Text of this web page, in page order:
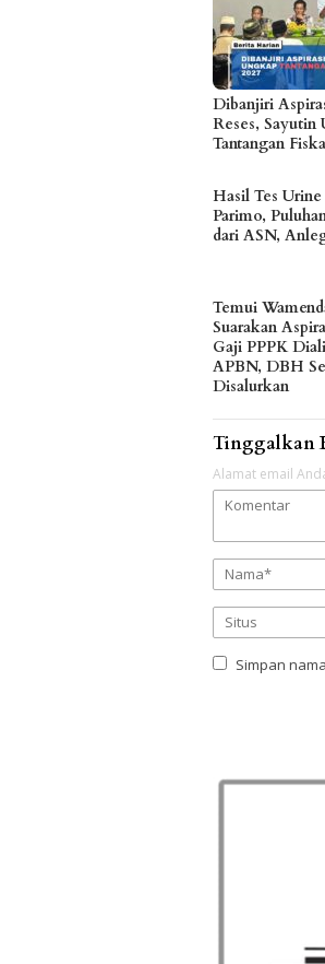
Dibanjiri
Reses, Sayutin
Tantangan
Hasil Tes
Parimo,
dari ASN,
Temui
Suarakan
Gaji PPPK
APBN, DBH
Disalurkan
Tinggalkan
Alamat email
Simpan